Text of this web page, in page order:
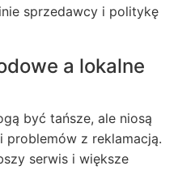
sprzedawcy i politykę
a lokalne
być tańsze, ale niosą
problemów z reklamacją.
serwis i większe